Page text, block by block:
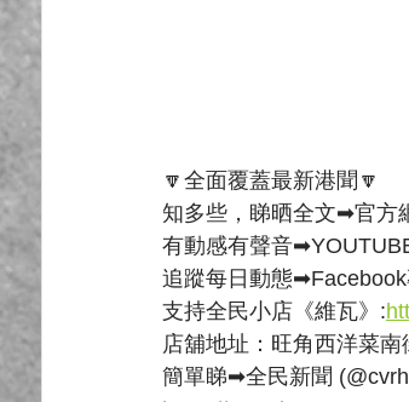
🔽全面覆蓋最新港聞🔽
知多些，睇晒全文➡官方
有動感有聲音
追蹤每日動態
支持全民小店《維瓦》:
店舖地址：旺角西洋菜
簡單睇➡全民新聞